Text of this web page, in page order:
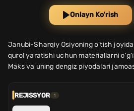
Onlayn Ko'rish
Janubi-Sharqiy Osiyoning o'tish
qurol yaratishi uchun materiallarni
Maks va uning dengiz piyodalari
REJISSYOR 1